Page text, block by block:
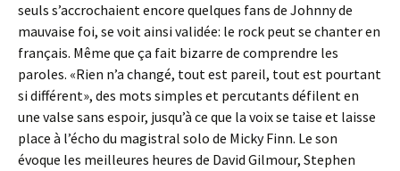
seuls s’accrochaient encore quelques fans de Johnny de
mauvaise foi, se voit ainsi validée: le rock peut se chanter en
français. Même que ça fait bizarre de comprendre les
paroles. «Rien n’a changé, tout est pareil, tout est pourtant
si différent», des mots simples et percutants défilent en
une valse sans espoir, jusqu’à ce que la voix se taise et laisse
place à l’écho du magistral solo de Micky Finn. Le son
évoque les meilleures heures de David Gilmour, Stephen